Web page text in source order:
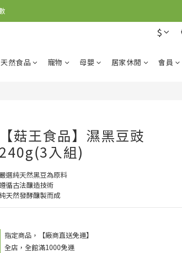
精華組！👉點我了解
精華組！👉點我了解
$
天然食品 寵物 母嬰 居家休閒 會員
【菇王食品】濕黑豆豉
240g(3入組)
嚴選純天然黑豆為原料
遵循古法釀造技術
天然發酵釀製而成
指定商品，【廠商直送免運】
全店，全館滿1000免運